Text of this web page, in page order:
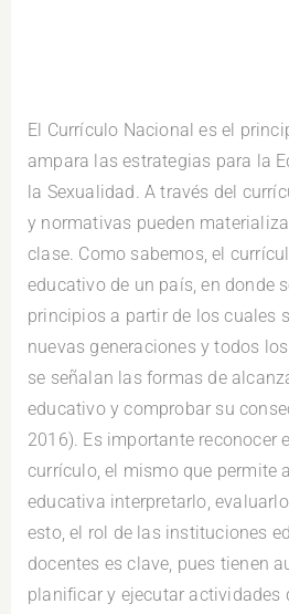
El Currículo Nacional es el
ampara las estrategias para la
la Sexualidad. A través del
y normativas pueden
clase. Como sabemos, el
educativo de un país, en donde
principios a partir de los cuales
nuevas generaciones y todos
se señalan las formas de
educativo y comprobar su
2016). Es importante reconocer
currículo, el mismo que permite
educativa interpretarlo,
esto, el rol de las instituciones
docentes es clave, pues tienen
planificar y ejecutar actividades